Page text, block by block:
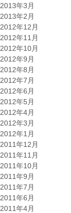
2013年3月
2013年2月
2012年12月
2012年11月
2012年10月
2012年9月
2012年8月
2012年7月
2012年6月
2012年5月
2012年4月
2012年3月
2012年1月
2011年12月
2011年11月
2011年10月
2011年9月
2011年7月
2011年6月
2011年4月